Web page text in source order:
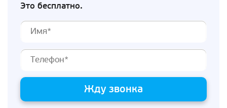
Это бесплатно.
Жду звонка